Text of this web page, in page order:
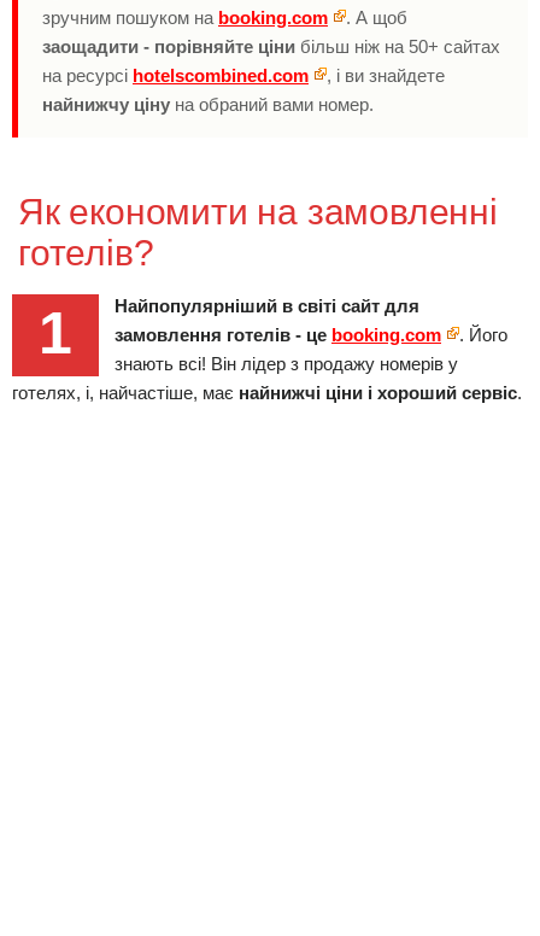
зручним пошуком на booking.com
. А щоб
заощадити - порівняйте ціни більш ніж на 50+ сайтах
на ресурсі hotelscombined.com
, і ви знайдете
найнижчу ціну на обраний вами номер.
Як економити на замовленні
готелів?
1
Найпопулярніший в світі сайт для
замовлення готелів - це booking.com
. Його
знають всі! Він лідер з продажу номерів у
готелях, і, найчастіше, має найнижчі ціни і хороший сервіс.